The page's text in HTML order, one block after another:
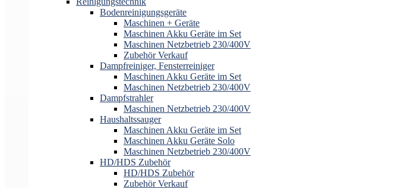
Bodenreinigungsgeräte
Maschinen + Geräte
Maschinen Akku Geräte im Set
Maschinen Netzbetrieb 230/400V
Zubehör Verkauf
Dampfreiniger, Fensterreiniger
Maschinen Akku Geräte im Set
Maschinen Netzbetrieb 230/400V
Dampfstrahler
Maschinen Netzbetrieb 230/400V
Haushaltssauger
Maschinen Akku Geräte im Set
Maschinen Akku Geräte Solo
Maschinen Netzbetrieb 230/400V
HD/HDS Zubehör
HD/HDS Zubehör
Zubehör Verkauf